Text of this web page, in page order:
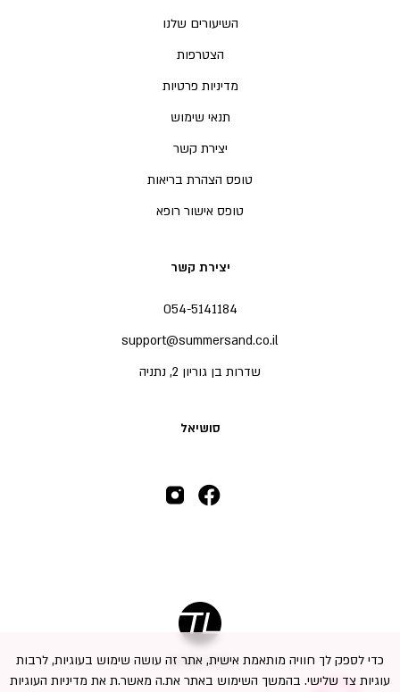
כדי לספק לך חוויה מותאמת אישית, אתר זה עושה שימוש בעוגיות, לרבות
עוגיות צד שלישי. בהמשך השימוש באתר את.ה מאשר.ת את מדיניות העוגיות
השיעורים שלנו
הצטרפות
מדיניות פרטיות
תנאי שימוש
יצירת קשר
טופס הצהרת בריאות
טופס אישור רופא
יצירת קשר
054-5141184
support@summersand.co.il
שדרות בן גוריון 2, נתניה
סושיאל
בניית אתרים